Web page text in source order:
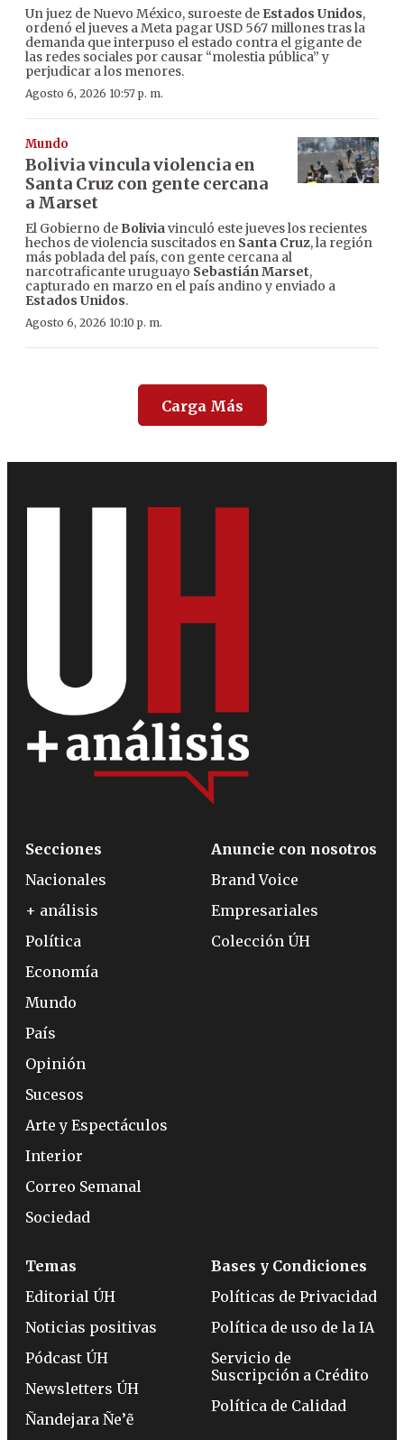
Un juez de Nuevo México, suroeste de Estados Unidos,
ordenó el jueves a Meta pagar USD 567 millones tras la
demanda que interpuso el estado contra el gigante de
las redes sociales por causar “molestia pública” y
perjudicar a los menores.
Agosto 6, 2026 10:57 p. m.
Mundo
Bolivia vincula violencia en
Santa Cruz con gente cercana
a Marset
El Gobierno de Boliviavinculó este jueves los recientes
hechos de violencia suscitados en Santa Cruz, la región
más poblada del país, con gente cercana al
narcotraficante uruguayo Sebastián Marset,
capturado en marzo en el país andino y enviado a
Estados Unidos.
Agosto 6, 2026 10:10 p. m.
Carga Más
Secciones
Nacionales
+ análisis
Política
Economía
Mundo
País
Opinión
Sucesos
Arte y Espectáculos
Interior
Correo Semanal
Sociedad
Anuncie con nosotros
Brand Voice
Empresariales
Colección ÚH
Temas
Editorial ÚH
Noticias positivas
Pódcast ÚH
Newsletters ÚH
Ñandejara Ñe’ẽ
Bases y Condiciones
Políticas de Privacidad
Política de uso de la IA
Servicio de
Suscripción a Crédito
Política de Calidad